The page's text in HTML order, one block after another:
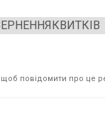
щоб повідомити про це